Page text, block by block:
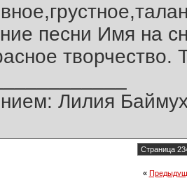
песни Имя на
Лилия
Страница
«